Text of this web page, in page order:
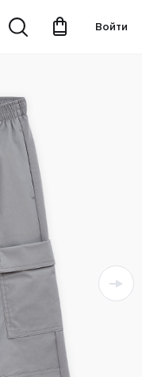
Войти